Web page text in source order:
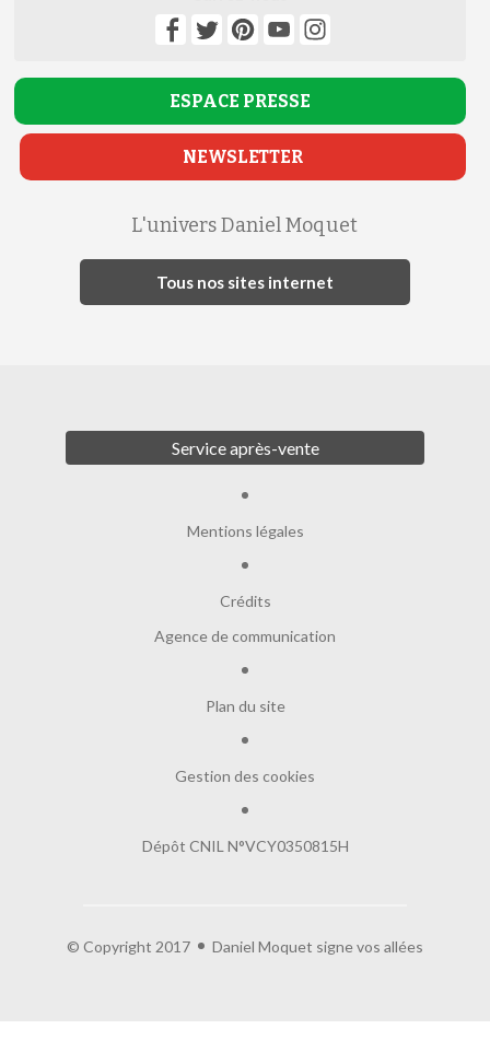
ESPACE PRESSE
NEWSLETTER
L'univers Daniel Moquet
Tous nos sites internet
Service après-vente
Mentions légales
Crédits
Agence de communication
Plan du site
Gestion des cookies
Dépôt CNIL N°VCY0350815H
© Copyright 2017 Daniel Moquet signe vos allées